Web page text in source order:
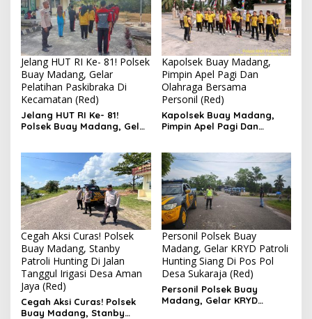
Jelang HUT RI Ke- 81! Polsek
Buay Madang, Gelar
Pelatihan Paskibraka Di
Kecamatan (Red)
Jelang HUT RI Ke- 81!
Polsek Buay Madang, Gelar
Kapolsek Buay Madang,
Pimpin Apel Pagi Dan
Olahraga Bersama
Personil (Red)
Kapolsek Buay Madang,
Pimpin Apel Pagi Dan
Cegah Aksi Curas! Polsek
Buay Madang, Stanby
Patroli Hunting Di Jalan
Tanggul Irigasi Desa Aman
Jaya (Red)
Cegah Aksi Curas! Polsek
Buay Madang, Stanby
Personil Polsek Buay
Madang, Gelar KRYD Patroli
Hunting Siang Di Pos Pol
Desa Sukaraja (Red)
Personil Polsek Buay
Madang, Gelar KRYD